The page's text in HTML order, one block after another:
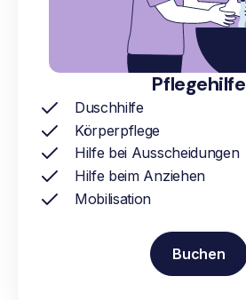
Pflegehilfe
Duschhilfe
Körperpflege
Hilfe bei Ausscheidungen
Hilfe beim Anziehen
Mobilisation
Buchen